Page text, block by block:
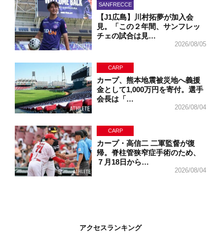
SANFRECCE
【J1広島】川村拓夢が加入会
見。「この２年間、サンフレッ
チェの試合は見…
2026/08/05
CARP
カープ、熊本地震被災地へ義援
金として1,000万円を寄付。選手
会長は「…
2026/08/04
CARP
カープ・高信二 二軍監督が復
帰。脊柱管狭窄症手術のため、
７月18日から…
2026/08/04
アクセスランキング